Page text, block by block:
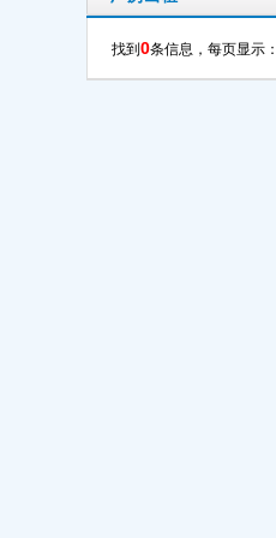
找到 0条信息，每页显示：